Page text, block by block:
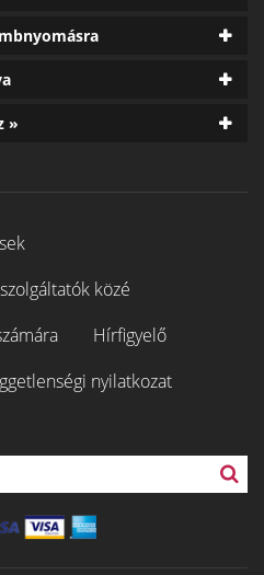
»
közé
Hírfigyelő
nyilatkozat